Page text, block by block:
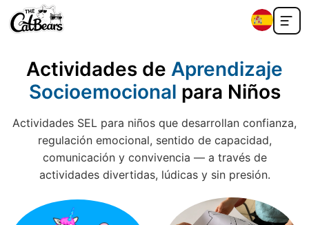
Actividades de Aprendizaje
Socioemocional para Niños
Actividades SEL para niños que desarrollan confianza,
regulación emocional, sentido de capacidad,
comunicación y convivencia — a través de
actividades divertidas, lúdicas y sin presión.